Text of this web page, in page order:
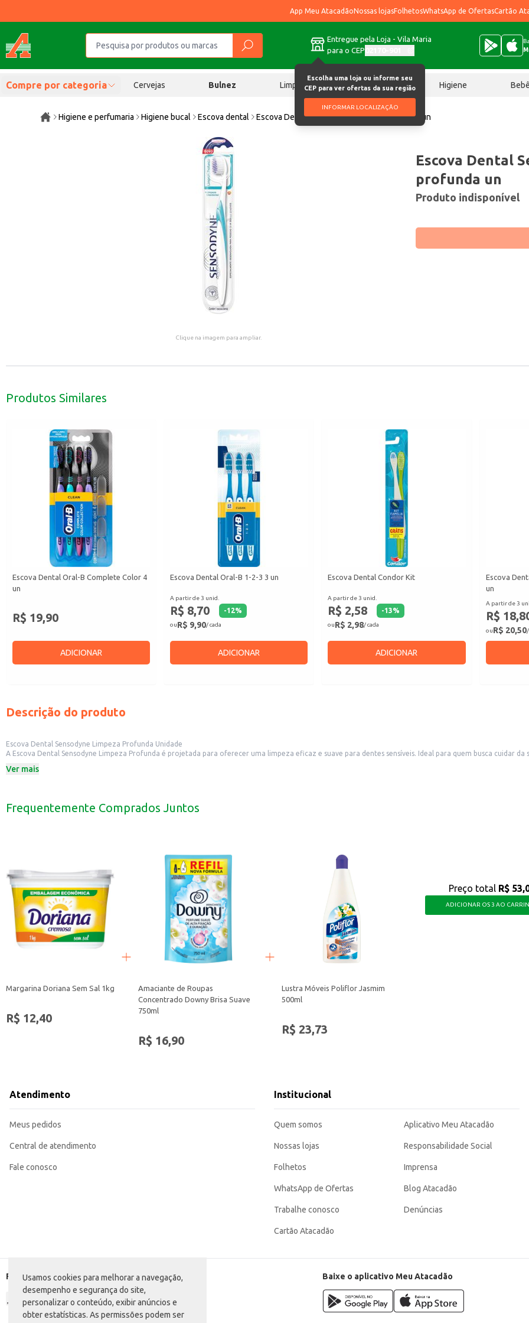
Usamos cookies para melhorar a navegação,
desempenho e segurança do site,
personalizar o conteúdo, exibir anúncios e
obter estatísticas. As permissões podem ser
App Meu AtacadãoNossas lojasFolhetosWhatsApp de OfertasCartão
Entregue pela Loja - Vila Maria
para o CEP
Escolha uma loja ou informe seu
CEP para ver ofertas da sua região
INFORMAR LOCALIZAÇÃO
Compre por categoria Cervejas Bulnez Limpeza Chocolates Higiene
Higiene e perfumaria Higiene bucal Escova dental Escova Dental Sensodyne Limpeza profunda un
Clique na imagem para ampliar.
Escova Dental
profunda un
Produto indisponível
Produtos Similares
Escova Dental Oral-B Complete Color 4
un
R$ 19,90
ADICIONAR
Escova Dental Oral-B 1-2-3 3 un
A partir de 3 unid.
R$ 8,70 -12%
ouR$ 9,90/ cada
ADICIONAR
Escova Dental Condor Kit
A partir de 3 unid.
R$ 2,58 -13%
ouR$ 2,98/ cada
ADICIONAR
Escova
un
A partir de 3
R$
ouR$ 20,50/
Descrição do produto
Escova Dental Sensodyne Limpeza Profunda Unidade
A Escova Dental Sensodyne Limpeza Profunda é projetada para oferecer uma limpeza eficaz e suave para dentes sensíveis. Ideal para quem busca cuidar
Dicas de Uso:
A Escova Dental Sensodyne Limpeza Profunda é uma escolha para quem busca uma higiene bucal completa e um cuidado especial com a sensibilidade dos
Ver mais
Frequentemente Comprados Juntos
Margarina Doriana Sem Sal 1kg
R$ 12,40
Amaciante de Roupas
Concentrado Downy Brisa Suave
750ml
R$ 16,90
Lustra Móveis Poliflor Jasmim
500ml
R$ 23,73
Preço total R$
ADICIONAR OS 3 AO
Atendimento
Meus pedidos
Central de atendimento
Fale conosco
Institucional
Quem somos
Nossas lojas
Folhetos
WhatsApp de Ofertas
Trabalhe conosco
Cartão Atacadão
Aplicativo Meu Atacadão
Responsabilidade Social
Imprensa
Blog Atacadão
Denúncias
Formas de pagamento Baixe o aplicativo Meu Atacadão